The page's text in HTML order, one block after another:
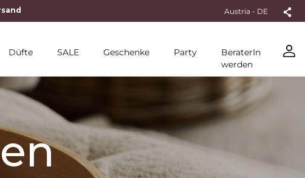
Austria - DE
Düfte SALE Geschenke Party
BeraterIn
werden